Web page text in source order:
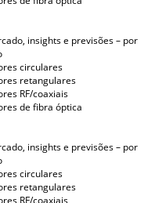
insights e previsões – por
circulares
retangulares
RF/coaxiais
de fibra óptica
insights e previsões – por
circulares
retangulares
RF/coaxiais